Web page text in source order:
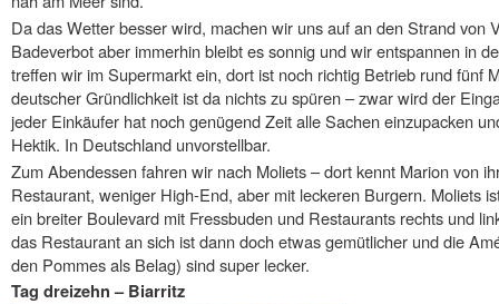
Da das Wetter besser wird, machen wir uns auf an den Strand von
Badeverbot aber immerhin bleibt es sonnig und wir entspannen in
treffen wir im Supermarkt ein, dort ist noch richtig Betrieb rund fünf
deutscher Gründlichkeit ist da nichts zu spüren – zwar wird der
jeder Einkäufer hat noch genügend Zeit alle Sachen einzupacken
Hektik. In Deutschland unvorstellbar.
Zum Abendessen fahren wir nach Moliets – dort kennt Marion von
Restaurant, weniger High-End, aber mit leckeren Burgern. Moliets
ein breiter Boulevard mit Fressbuden und Restaurants rechts und
das Restaurant an sich ist dann doch etwas gemütlicher und die
den Pommes als Belag) sind super lecker.
Tag dreizehn – Biarritz